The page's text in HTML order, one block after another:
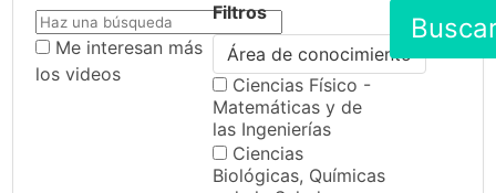
Me interesan más
los videos
Filtros
Área de conocimiento
Ciencias Físico -
Matemáticas y de
las Ingenierías
Ciencias
Biológicas, Químicas